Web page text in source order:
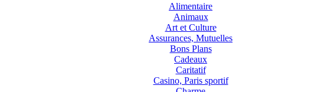
Alimentaire
Animaux
Art et Culture
Assurances, Mutuelles
Bons Plans
Cadeaux
Caritatif
Casino, Paris sportif